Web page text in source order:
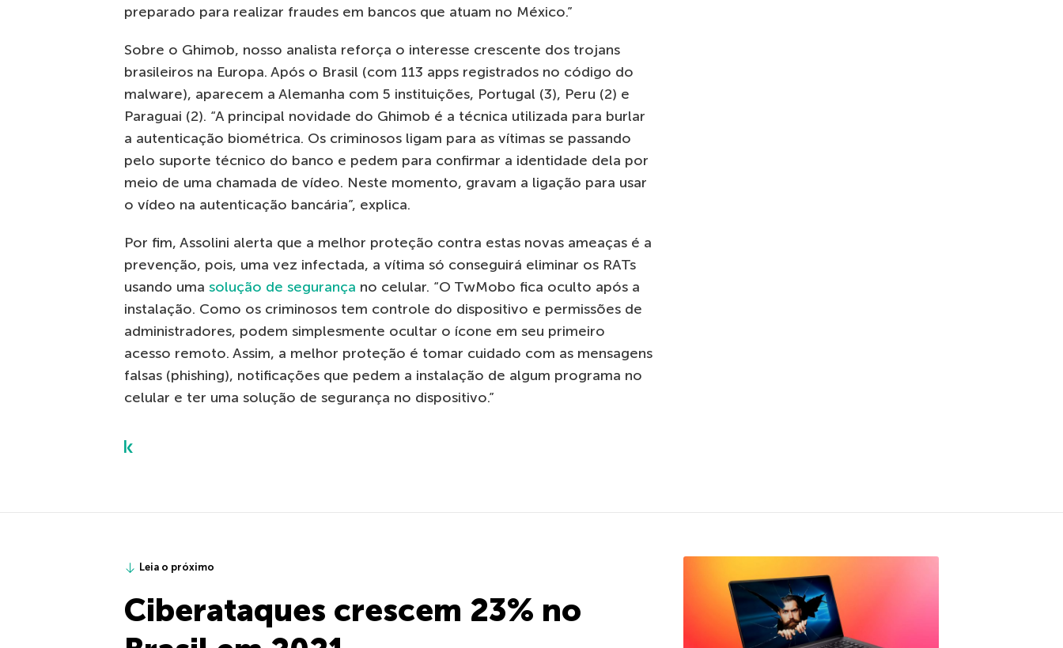
preparado para realizar fraudes em bancos que atuam no México.”
Sobre o Ghimob, nosso analista reforça o interesse crescente dos trojans
brasileiros na Europa. Após o Brasil (com 113 apps registrados no código do
malware), aparecem a Alemanha com 5 instituições, Portugal (3), Peru (2) e
Paraguai (2). “A principal novidade do Ghimob é a técnica utilizada para burlar
a autenticação biométrica. Os criminosos ligam para as vítimas se passando
pelo suporte técnico do banco e pedem para confirmar a identidade dela por
meio de uma chamada de vídeo. Neste momento, gravam a ligação para usar
o vídeo na autenticação bancária”, explica.
Por fim, Assolini alerta que a melhor proteção contra estas novas ameaças é a
prevenção, pois, uma vez infectada, a vítima só conseguirá eliminar os RATs
usando uma solução de segurança no celular. “O TwMobo fica oculto após a
instalação. Como os criminosos tem controle do dispositivo e permissões de
administradores, podem simplesmente ocultar o ícone em seu primeiro
acesso remoto. Assim, a melhor proteção é tomar cuidado com as mensagens
falsas (phishing), notificações que pedem a instalação de algum programa no
celular e ter uma solução de segurança no dispositivo.”
Leia o próximo
Ciberataques crescem 23% no